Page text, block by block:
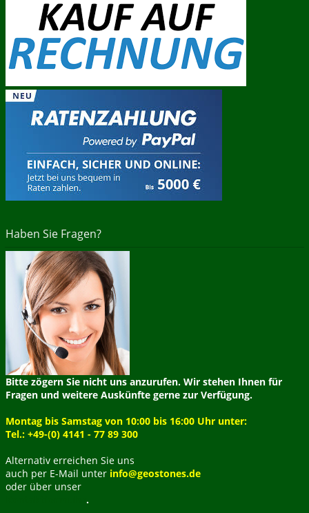
Haben Sie Fragen?
Bitte zögern Sie nicht uns anzurufen. Wir stehen Ihnen für
Fragen und weitere Auskünfte gerne zur Verfügung.
Montag bis Samstag von 10:00 bis 16:00 Uhr unter:
Tel.: +49-(0) 4141 - 77 89 300
Alternativ erreichen Sie uns
auch per E-Mail unter info@geostones.de
oder über unser
.